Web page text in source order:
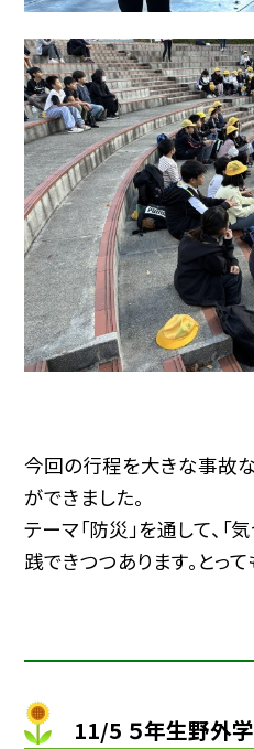
今回の行程を大きな事故
ができました。
テーマ「防災」を通して、「
践できつつあります。とっ
11/5 ５年生野外